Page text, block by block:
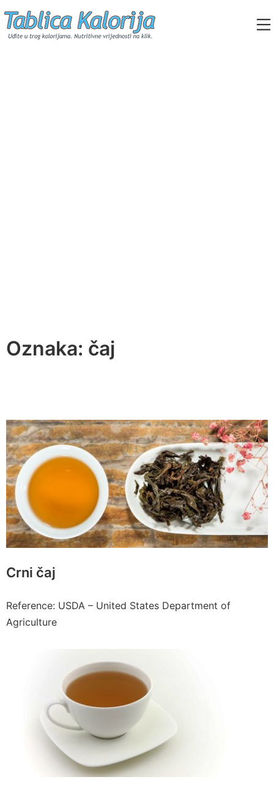
to
content
Oznaka: čaj
Crni čaj
Reference: USDA – United States Department of
Agriculture